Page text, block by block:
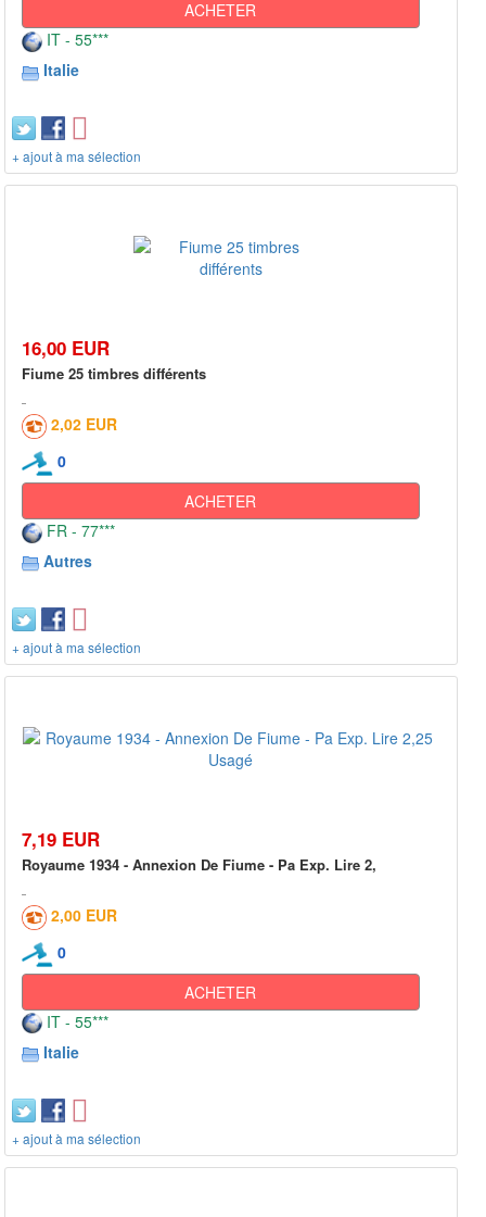
ACHETER
IT - 55***
Italie
+ ajout à ma sélection
16,00 EUR
Fiume 25 timbres différents
2,02 EUR
0
ACHETER
FR - 77***
Autres
+ ajout à ma sélection
7,19 EUR
Royaume 1934 - Annexion De Fiume - Pa Exp. Lire 2,
2,00 EUR
0
ACHETER
IT - 55***
Italie
+ ajout à ma sélection